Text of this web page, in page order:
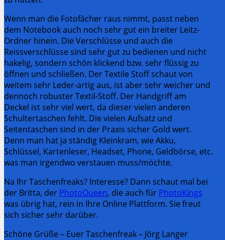
Wenn man die Fotofächer raus nimmt, passt neben
dem Notebook auch noch sehr gut ein breiter Leitz-
Ordner hinein. Die Verschlüsse und auch die
Reissverschlüsse sind sehr gut zu bedienen und nicht
hakelig, sondern schön klickend bzw. sehr flüssig zu
öffnen und schließen. Der Textile Stoff schaut von
weitem sehr Leder-artig aus, ist aber sehr weicher und
dennoch robuster Textil-Stoff. Der Handgriff am
Deckel ist sehr viel wert, da dieser vielen anderen
Schultertaschen fehlt. Die vielen Aufsatz und
Seitentaschen sind in der Praxis sicher Gold wert.
Denn man hat ja ständig Kleinkram, wie Akku,
Schlüssel, Kartenleser, Headset, Phone, Geldbörse, etc.
was man irgendwo verstauen muss/möchte.
Na Ihr Taschenfreaks? Interesse? Dann schaut mal bei
der Britta, der PhotoQueen, die auch für PhotoKings
was übrig hat, rein in Ihre Online Plattform. Sie freut
sich sicher sehr darüber.
Schöne Grüße – Euer Taschenfreak – Jörg Langer